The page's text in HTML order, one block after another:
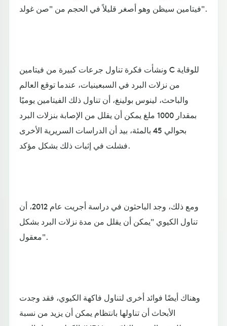
فيتامين سيظن وهو أصغر قليلاً في الحجم من "صن غولد".
ونشأت فكرة تناول جرعات كبيرة من فيتامين C للوقاية
من نزلات البرد في السبعينيات، عندما توقع العالم
والباحث، لينوس بولينغ، أن تناول ذلك الفيتامين يوميًا
بمقدار 1000 ملغ يمكن أن يقلل من الإصابة بنزلات البرد
بحوالي 45 بالمئة، بيد أن الدراسات السريرية الأخرى
فشلت في إثبات ذلك بشكل مؤكد.
ومع ذلك، وجد الباحثون في دراسة أجريت عام 2012، أن
تناول الكيوي "يمكن أن يقلل من مدة نزلات البرد بشكل
معقول".
وهناك أيضًا فوائد أخرى لتناول فاكهة الكيوي، فقد وجدت
الأبحاث أن تناولها بانتظام يمكن أن يزيد من نسبة